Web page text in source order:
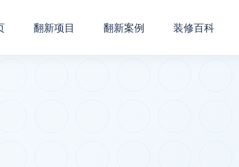
翻新项目 翻新案例 装修百科